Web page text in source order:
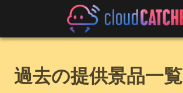
過去の提供景品一覧